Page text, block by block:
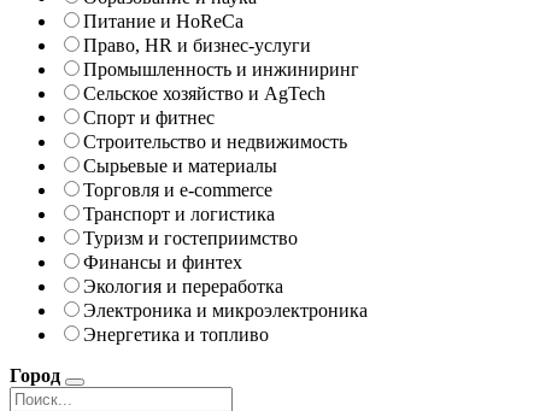
Питание и HoReCa
Право, HR и бизнес-услуги
Промышленность и инжиниринг
Сельское хозяйство и AgTech
Спорт и фитнес
Строительство и недвижимость
Сырьевые и материалы
Торговля и e-commerce
Транспорт и логистика
Туризм и гостеприимство
Финансы и финтех
Экология и переработка
Электроника и микроэлектроника
Энергетика и топливо
Город